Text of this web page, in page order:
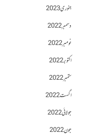
جنوری 2023
دسمبر 2022
نومبر 2022
اکتوبر 2022
ستمبر 2022
اگست 2022
جولائی 2022
جون 2022